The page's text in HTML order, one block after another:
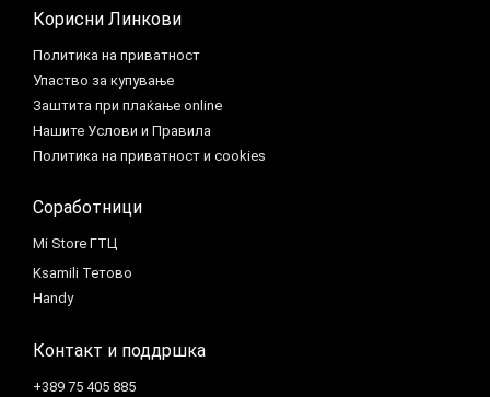
Корисни Линкови
Политика на приватност
Упаство за купување
Заштита при плаќање online
Нашите Услови и Правила
Политика на приватност и cookies
Соработници
Mi Store ГТЦ
Ksamili Тетово
Handy
Контакт и поддршка
+389 75 405 885